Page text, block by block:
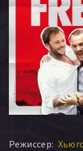
Режиссер: